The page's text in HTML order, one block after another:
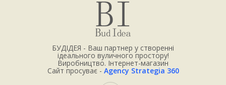
БУДІДЕЯ - Ваш партнер у створенні
ідеального вуличного простору!
Виробництво. Інтернет-магазин
Сайт просуває - Agency Strategia 360